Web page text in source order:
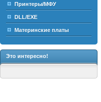
Принтеры/МФУ
DLL/EXE
Материнские платы
Это интересно!